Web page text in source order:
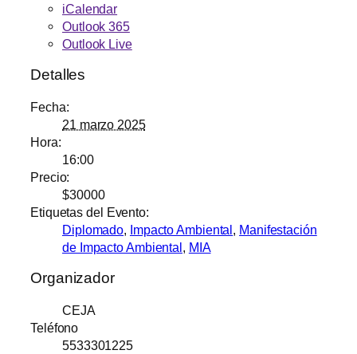
iCalendar
Outlook 365
Outlook Live
Detalles
Fecha:
21 marzo 2025
Hora:
16:00
Precio:
$30000
Etiquetas del Evento:
Diplomado, Impacto Ambiental, Manifestación
de Impacto Ambiental, MIA
Organizador
CEJA
Teléfono
5533301225